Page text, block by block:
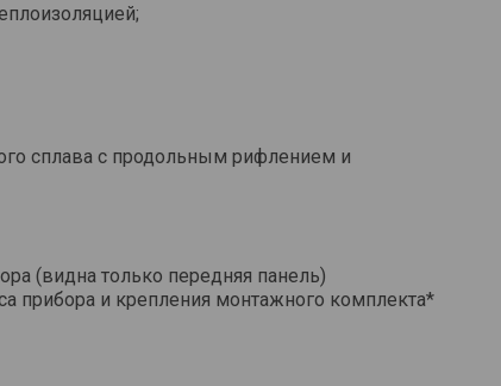
сплава с продольным рифлением и
(видна только передняя панель)
прибора и крепления монтажного комплекта*